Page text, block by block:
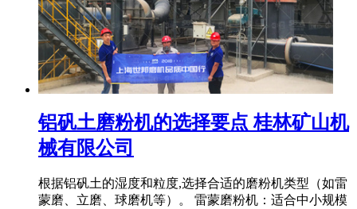
铝矾土磨粉机的选择要点 桂林矿山机
械有限公司
根据铝矾土的湿度和粒度,选择合适的磨粉机类型（如雷
蒙磨、立磨、球磨机等）。 雷蒙磨粉机：适合中小规模